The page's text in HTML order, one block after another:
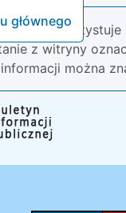
głównego
wykorzystuje
z witryny
można